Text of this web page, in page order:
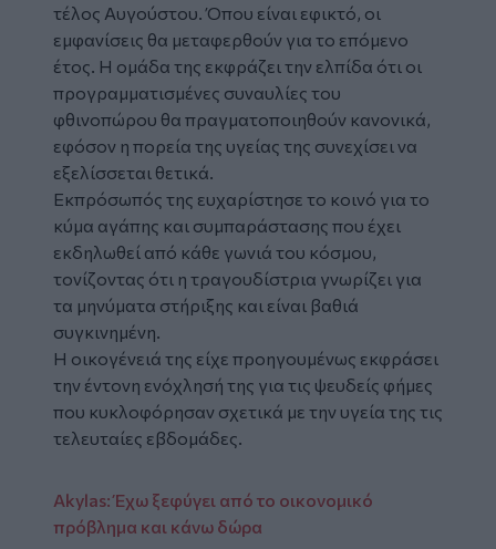
τέλος Αυγούστου. Όπου είναι εφικτό, οι
εμφανίσεις θα μεταφερθούν για το επόμενο
έτος. Η ομάδα της εκφράζει την ελπίδα ότι οι
προγραμματισμένες συναυλίες του
φθινοπώρου θα πραγματοποιηθούν κανονικά,
εφόσον η πορεία της υγείας της συνεχίσει να
εξελίσσεται θετικά.
Εκπρόσωπός της ευχαρίστησε το κοινό για το
κύμα αγάπης και συμπαράστασης που έχει
εκδηλωθεί από κάθε γωνιά του κόσμου,
τονίζοντας ότι η τραγουδίστρια γνωρίζει για
τα μηνύματα στήριξης και είναι βαθιά
συγκινημένη.
Η οικογένειά της είχε προηγουμένως εκφράσει
την έντονη ενόχλησή της για τις ψευδείς φήμες
που κυκλοφόρησαν σχετικά με την υγεία της τις
τελευταίες εβδομάδες.
Akylas: Έχω ξεφύγει από το οικονομικό
πρόβλημα και κάνω δώρα